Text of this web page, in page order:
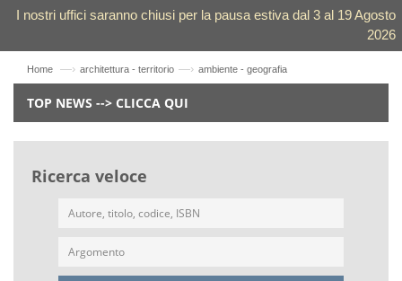
I nostri uffici saranno chiusi per la pausa estiva dal 3 al 19 Agosto
2026
Home —› architettura - territorio —› ambiente - geografia
TOP NEWS --> CLICCA QUI
Ricerca veloce